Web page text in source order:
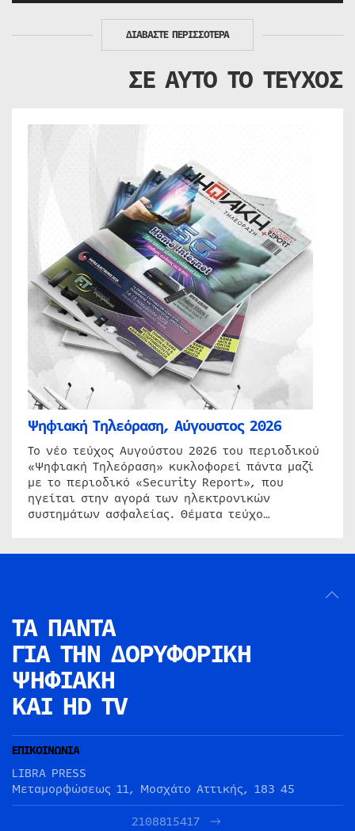
ΔΙΑΒΑΣΤΕ ΠΕΡΙΣΣΟΤΕΡΑ
ΣΕ ΑΥΤΟ ΤΟ ΤΕΥΧΟΣ
Ψηφιακή Τηλεόραση, Αύγουστος 2026
Το νέο τεύχος Αυγούστου 2026 του περιοδικού
«Ψηφιακή Τηλεόραση» κυκλοφορεί πάντα μαζί
με το περιοδικό «Security Report», που
ηγείται στην αγορά των ηλεκτρονικών
συστημάτων ασφαλείας. Θέματα τεύχο…
ΤΑ ΠΑΝΤΑ
ΓΙΑ ΤΗΝ ΔΟΡΥΦΟΡΙΚΗ
ΨΗΦΙΑΚΗ
ΚΑΙ HD TV
ΕΠΙΚΟΙΝΩΝΙΑ
LIBRA PRESS
Μεταμορφώσεως 11, Μοσχάτο Αττικής, 183 45
2108815417